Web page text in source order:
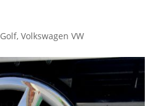
Golf, Volkswagen VW